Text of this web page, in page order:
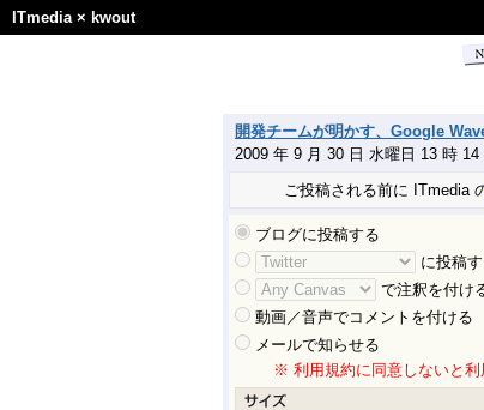
ITmedia× kwout
開発チームが明かす、Google
2009 年 9 月 30 日 水曜日 13 時
ご投稿される前に ITmedia
ブログに投稿する
に投稿
で注釈を付け
動画／音声でコメントを付ける
メールで知らせる
※ 利用規約に同意しないと利